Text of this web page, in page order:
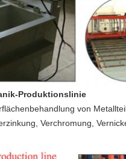
Produktionslinie
von
Verchromung,